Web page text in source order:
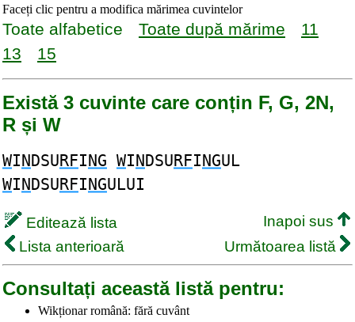
Faceți clic pentru a modifica mărimea cuvintelor
Toate alfabetice Toate după mărime
11
13
15
Există 3 cuvinte care conțin F, G, 2N,
R și W
WINDSURFING WINDSURFINGUL
WINDSURFINGULUI
Editează lista
Inapoi sus
Lista anterioară
Următoarea listă
Consultați această listă pentru:
Wikționar română: fără cuvânt